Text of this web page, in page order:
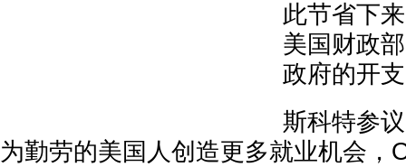
此节省下
美国财政
政府的开
斯科特参
为勤劳的美国人创造更多就业机会，